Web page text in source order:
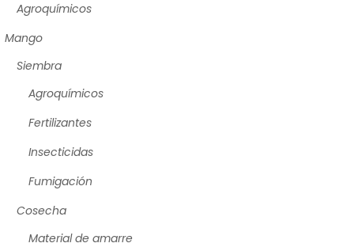
Agroquímicos
Mango
Siembra
Agroquímicos
Fertilizantes
Insecticidas
Fumigación
Cosecha
Material de amarre